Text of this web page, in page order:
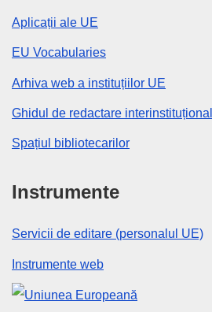
Aplicații ale UE
EU Vocabularies
Arhiva web a instituțiilor UE
Ghidul de redactare interinstituțional
Spațiul bibliotecarilor
Instrumente
Servicii de editare (personalul UE)
Instrumente web
Uniunea Europeană